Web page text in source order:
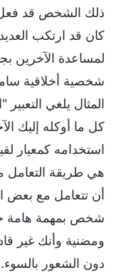
ذلك الشخص قد فعل
كان قد ارتكب
لمساعدة الآخرين
شخصية أخلاقية
المثال يلغي
كل ما أوكله إليك
استخدامه كمعيار
هي طريقة التعامل
أن تتعامل مع بعض
شخص بمهمة هامة
ومضنية وأنك غير
دون الشعور بالسوء.